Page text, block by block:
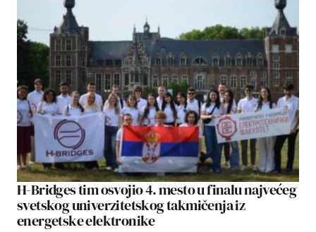
H-Bridges tim osvojio 4. mesto u finalu najvećeg
svetskog univerzitetskog takmičenja iz
energetske elektronike